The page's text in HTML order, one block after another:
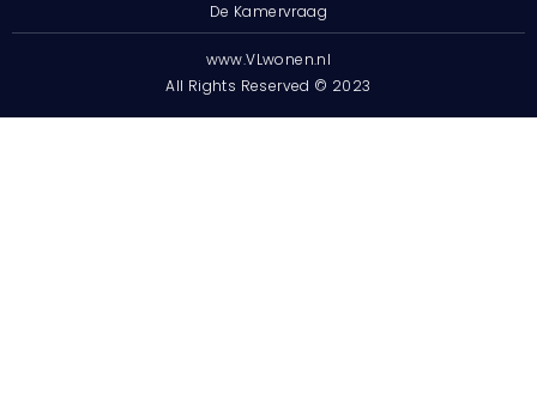
De Kamervraag
www.VLwonen.nl
All Rights Reserved © 2023